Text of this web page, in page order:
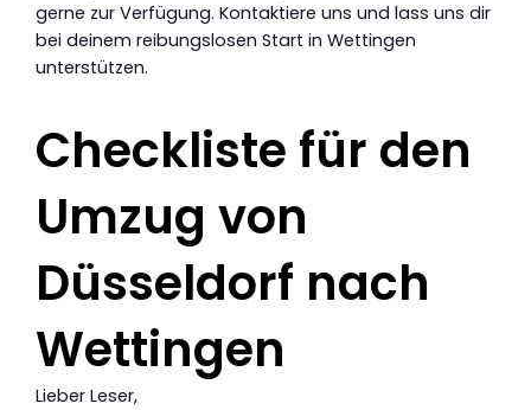
gerne zur Verfügung. Kontaktiere uns und lass uns dir
bei deinem reibungslosen Start in Wettingen
unterstützen.
Checkliste für den
Umzug von
Düsseldorf nach
Wettingen
Lieber Leser,